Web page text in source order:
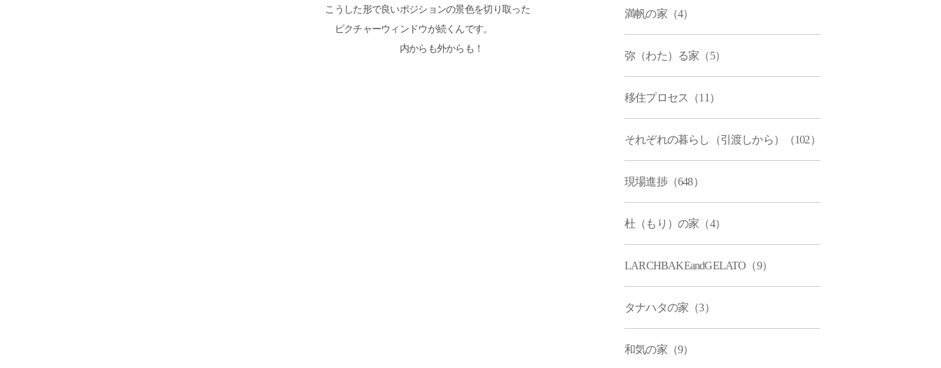
こうした形で良いポジションの景色を切り取った
ピクチャーウィンドウが続くんです。
内からも外からも！
満帆の家（4）
弥（わた）る家（5）
移住プロセス（11）
それぞれの暮らし（引渡しから）（102）
現場進捗（648）
杜（もり）の家（4）
LARCHBAKEandGELATO（9）
タナハタの家（3）
和気の家（9）